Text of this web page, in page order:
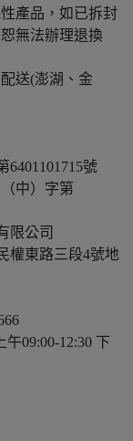
產品，如已拆封
無法辦理退換
送(澎湖、金
號
中）字第
限公司
權東路三段4號地
09:00-12:30 下